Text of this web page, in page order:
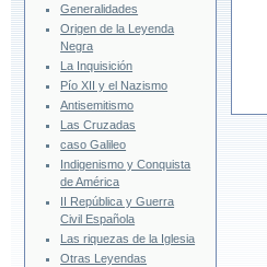
Generalidades
Origen de la Leyenda
Negra
La Inquisición
Pío XII y el Nazismo
Antisemitismo
Las Cruzadas
caso Galileo
Indigenismo y Conquista
de América
II República y Guerra
Civil Española
Las riquezas de la Iglesia
Otras Leyendas